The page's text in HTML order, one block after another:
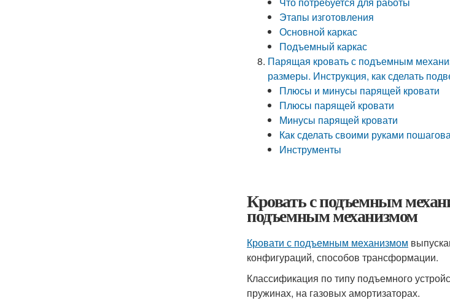
Этапы изготовления
Основной каркас
Подъемный каркас
Парящая кровать с подъемным
размеры. Инструкция, как сделать
Плюсы и минусы парящей кровати
Плюсы парящей кровати
Минусы парящей кровати
Как сделать своими руками
Инструменты
Кровать с подъемным
подъемным механизмом
Кровати с подъемным механизмом
конфигураций, способов трансформации.
Классификация по типу подъемного
пружинах, на газовых амортизаторах.